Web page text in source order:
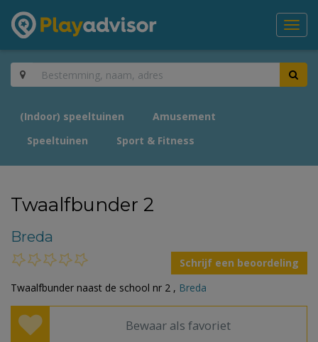
(Indoor) speeltuinen
Amusement
Speeltuinen
Sport & Fitness
Twaalfbunder 2
Breda
Schrijf een beoordeling
Twaalfbunder naast de school nr 2 , Breda
Bewaar als favoriet